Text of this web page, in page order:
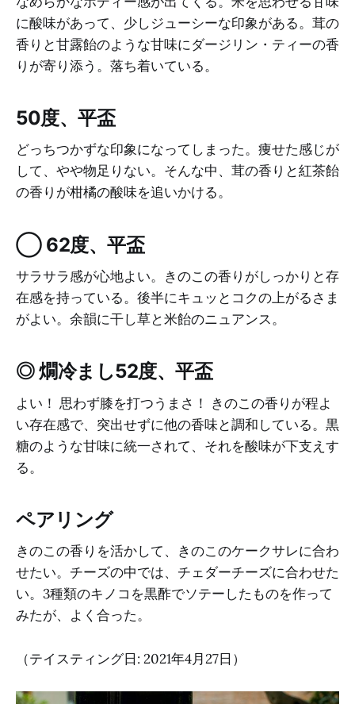
に酸味があって、少しジューシーな印象がある。茸の
香りと甘露飴のような甘味にダージリン・ティーの香
りが寄り添う。落ち着いている。
50度、平盃
どっちつかずな印象になってしまった。痩せた感じが
して、やや物足りない。そんな中、茸の香りと紅茶飴
の香りが柑橘の酸味を追いかける。
◯ 62度、平盃
サラサラ感が心地よい。きのこの香りがしっかりと存
在感を持っている。後半にキュッとコクの上がるさま
がよい。余韻に干し草と米飴のニュアンス。
◎ 燗冷まし52度、平盃
よい！ 思わず膝を打つうまさ！ きのこの香りが程よ
い存在感で、突出せずに他の香味と調和している。黒
糖のような甘味に統一されて、それを酸味が下支えす
る。
ペアリング
きのこの香りを活かして、きのこのケークサレに合わ
せたい。チーズの中では、チェダーチーズに合わせた
い。3種類のキノコを黒酢でソテーしたものを作って
みたが、よく合った。
（テイスティング日: 2021年4月27日）